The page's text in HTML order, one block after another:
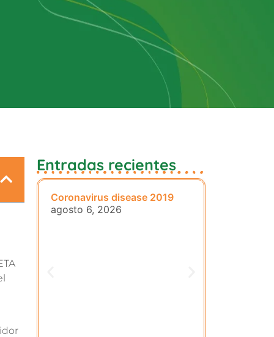
Entradas recientes
Coronavirus disease 2019
agosto 6, 2026